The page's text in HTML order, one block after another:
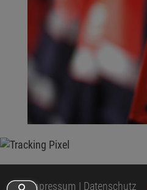
Impressum | Datenschutz